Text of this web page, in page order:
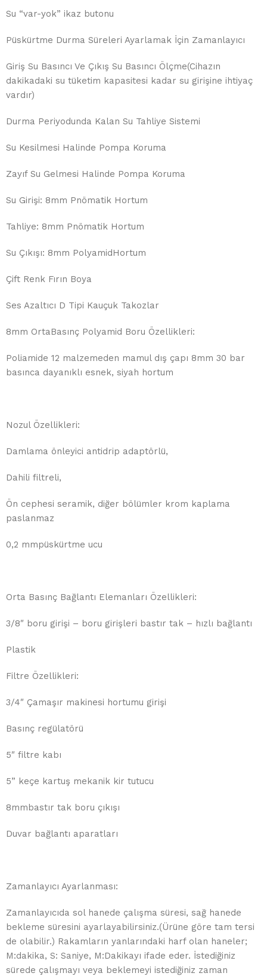
Su “var-yok” ikaz butonu
Püskürtme Durma Süreleri Ayarlamak İçin Zamanlayıcı
Giriş Su Basıncı Ve Çıkış Su Basıncı Ölçme(Cihazın
dakikadaki su tüketim kapasitesi kadar su girişine ihtiyaç
vardır)
Durma Periyodunda Kalan Su Tahliye Sistemi
Su Kesilmesi Halinde Pompa Koruma
Zayıf Su Gelmesi Halinde Pompa Koruma
Su Girişi: 8mm Pnömatik Hortum
Tahliye: 8mm Pnömatik Hortum
Su Çıkışı: 8mm PolyamidHortum
Çift Renk Fırın Boya
Ses Azaltıcı D Tipi Kauçuk Takozlar
8mm OrtaBasınç Polyamid Boru Özellikleri:
Poliamide 12 malzemeden mamul dış çapı 8mm 30 bar
basınca dayanıklı esnek, siyah hortum
Nozul Özellikleri:
Damlama önleyici antidrip adaptörlü,
Dahili filtreli,
Ön cephesi seramik, diğer bölümler krom kaplama
paslanmaz
0,2 mmpüskürtme ucu
Orta Basınç Bağlantı Elemanları Özellikleri:
3/8″ boru girişi – boru girişleri bastır tak – hızlı bağlantı
Plastik
Filtre Özellikleri:
3/4″ Çamaşır makinesi hortumu girişi
Basınç regülatörü
5″ filtre kabı
5” keçe kartuş mekanik kir tutucu
8mmbastır tak boru çıkışı
Duvar bağlantı aparatları
Zamanlayıcı Ayarlanması:
Zamanlayıcıda sol hanede çalışma süresi, sağ hanede
bekleme süresini ayarlayabilirsiniz.(Ürüne göre tam tersi
de olabilir.) Rakamların yanlarındaki harf olan haneler;
M:dakika, S: Saniye, M:Dakikayı ifade eder. İstediğiniz
sürede çalışmayı veya beklemeyi istediğiniz zaman